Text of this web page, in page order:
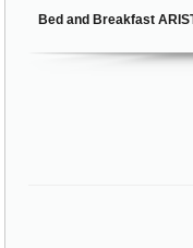
Bed and Breakfast